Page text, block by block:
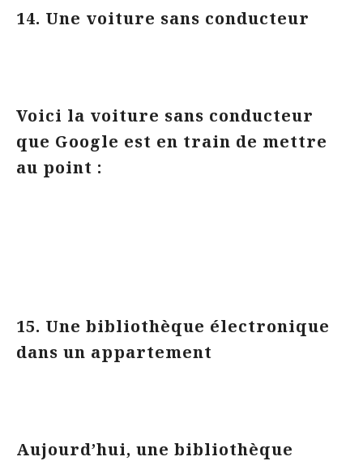
14. Une voiture sans conducteur
Voici la voiture sans conducteur
que Google est en train de mettre
au point :
15. Une bibliothèque électronique
dans un appartement
Aujourd’hui, une bibliothèque